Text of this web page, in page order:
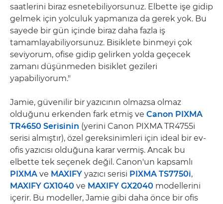
saatlerini biraz esnetebiliyorsunuz. Elbette işe gidip
gelmek için yolculuk yapmanıza da gerek yok. Bu
sayede bir gün içinde biraz daha fazla iş
tamamlayabiliyorsunuz. Bisiklete binmeyi çok
seviyorum, ofise gidip gelirken yolda geçecek
zamanı düşünmeden bisiklet gezileri
yapabiliyorum."
Jamie, güvenilir bir yazıcının olmazsa olmaz
olduğunu erkenden fark etmiş ve Canon PIXMA
TR4650 Serisinin (yerini Canon PIXMA TR4755i
serisi almıştır), özel gereksinimleri için ideal bir ev-
ofis yazıcısı olduğuna karar vermiş. Ancak bu
elbette tek seçenek değil. Canon'un kapsamlı
PIXMA ve MAXIFY yazıcı serisi PIXMA TS7750i,
MAXIFY GX1040 ve MAXIFY GX2040 modellerini
içerir. Bu modeller, Jamie gibi daha önce bir ofis